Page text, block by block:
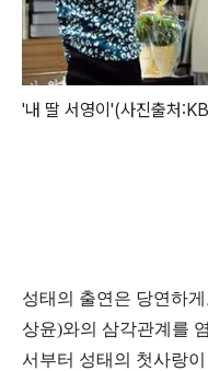
'내 딸 서영이'(사진출처
성태의 출연은 당연하
상윤)와의 삼각관계를
서부터 성태의 첫사랑